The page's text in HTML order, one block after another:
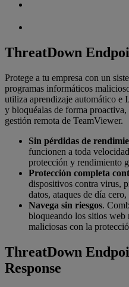
ThreatDown
Protege a tu empresa con un
programas informáticos
utiliza aprendizaje automático e
y bloquéalas de forma
gestión remota de TeamViewer.
Sin pérdidas de
funcionen a toda
protección y rendimiento
Protección completa
dispositivos contra virus,
datos, ataques de día
Navega sin riesgos.
bloqueando los sitios web
maliciosas con la
ThreatDown
Response